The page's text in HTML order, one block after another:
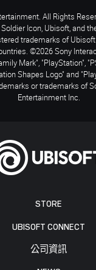
STORE
UBISOFT CONNECT
公司資訊
All Rights
Icon, Ubisoft, and
trademarks of
©2026 Sony
Mark", "PlayStation",
Shapes Logo" and
or trademarks of
Entertainment Inc.